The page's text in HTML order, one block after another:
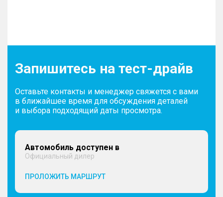
Запишитесь на тест-драйв
Оставьте контакты и менеджер свяжется с вами
в ближайшее время для обсуждения деталей
и выбора подходящий даты просмотра.
Автомобиль доступен в
Официальный дилер
ПРОЛОЖИТЬ МАРШРУТ